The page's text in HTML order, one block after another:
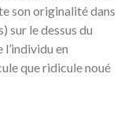
son originalité dans
sur le dessus du
en
que ridicule noué